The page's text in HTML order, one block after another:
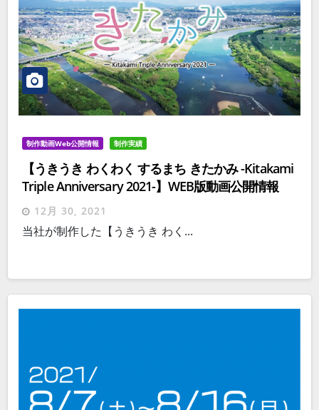
制作動画Web公開情報 制作実績
【うきうき わくわく するまち きたかみ -Kitakami
Triple Anniversary 2021-】WEB版動画公開情報
12月 30, 2021
当社が制作した【うきうき わく...